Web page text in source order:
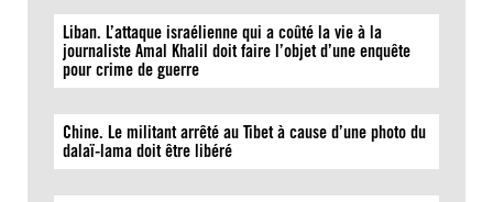
Liban. L’attaque israélienne qui a coûté la vie à la
journaliste Amal Khalil doit faire l’objet d’une enquête
pour crime de guerre
Chine. Le militant arrêté au Tibet à cause d’une photo du
dalaï-lama doit être libéré